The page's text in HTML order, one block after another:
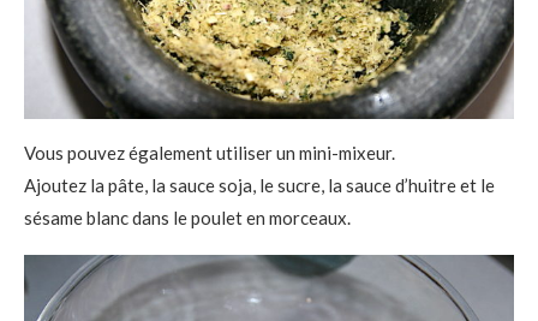
Vous pouvez également utiliser un mini-mixeur.
Ajoutez la pâte, la sauce soja, le sucre, la sauce d’huitre et le
sésame blanc dans le poulet en morceaux.